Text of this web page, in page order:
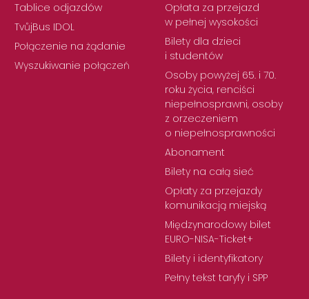
Tablice odjazdów
TvůjBus IDOL
Połączenie na żądanie
Wyszukiwanie połączeń
Opłata za przejazd
w pełnej wysokości
Bilety dla dzieci
i studentów
Osoby powyżej 65. i 70.
roku życia, renciści
niepełnosprawni, osoby
z orzeczeniem
o niepełnosprawności
Abonament
Bilety na całą sieć
Opłaty za przejazdy
komunikacją miejską
Międzynarodowy bilet
EURO-NISA-Ticket+
Bilety i identyfikatory
Pełny tekst taryfy i SPP